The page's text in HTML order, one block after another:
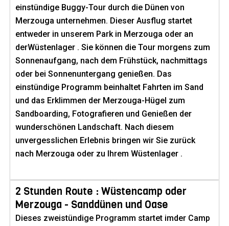
einstündige Buggy-Tour durch die Dünen von
Merzouga unternehmen. Dieser Ausflug startet
entweder in unserem Park in Merzouga oder an
derWüstenlager . Sie können die Tour morgens zum
Sonnenaufgang, nach dem Frühstück, nachmittags
oder bei Sonnenuntergang genießen. Das
einstündige Programm beinhaltet Fahrten im Sand
und das Erklimmen der Merzouga-Hügel zum
Sandboarding, Fotografieren und Genießen der
wunderschönen Landschaft. Nach diesem
unvergesslichen Erlebnis bringen wir Sie zurück
nach Merzouga oder zu Ihrem Wüstenlager .
2 Stunden Route : Wüstencamp oder
Merzouga - Sanddünen und Oase
Dieses zweistündige Programm startet imder Camp